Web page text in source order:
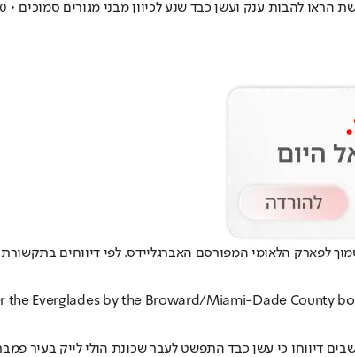
Everglades by the Broward/Miami-Dade County
דיווחו כי עשן כבד התפשט לעבר שכונת הולי לייק